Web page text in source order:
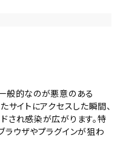
般的なのが悪意のある
サイトにアクセスした瞬間、
され感染が広がります。特
ラウザやプラグインが狙わ